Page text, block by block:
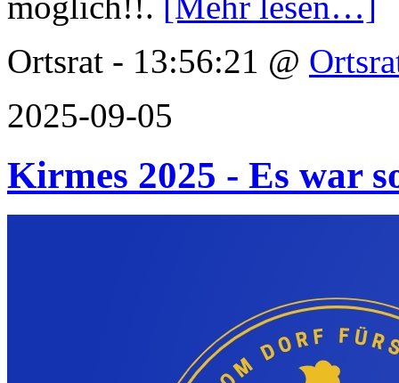
Ortsrat - 13:56:21 @
2025-09-05
Kirmes 2025 - Es war